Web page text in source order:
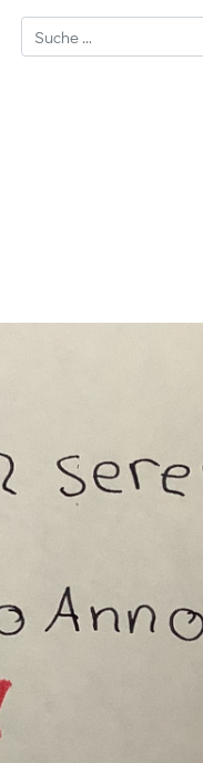
Suchen